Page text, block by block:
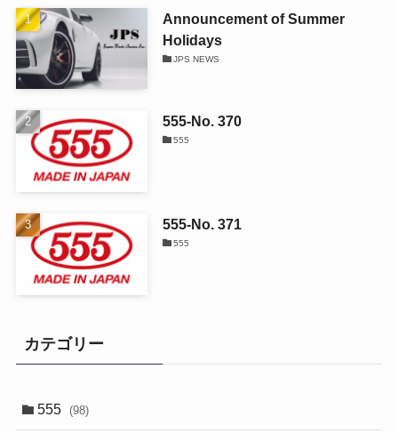
Announcement of Summer
Holidays
JPS NEWS
555-No. 370
555
555-No. 371
555
カテゴリー
555 (98)